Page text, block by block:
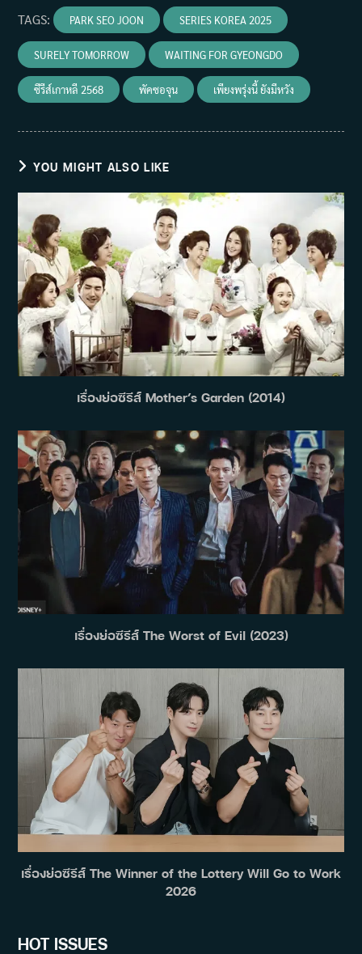
TAGS: PARK SEO JOON SERIES KOREA 2025
SURELY TOMORROW WAITING FOR GYEONGDO
ซีรีส์เกาหลี 2568 พัคซอจุน เพียงพรุ่งนี้ ยังมีหวัง
YOU MIGHT ALSO LIKE
เรื่องย่อซีรีส์ Mother’s Garden (2014)
เรื่องย่อซีรีส์ The Worst of Evil (2023)
เรื่องย่อซีรีส์ The Winner of the Lottery Will Go to Work
2026
HOT ISSUES